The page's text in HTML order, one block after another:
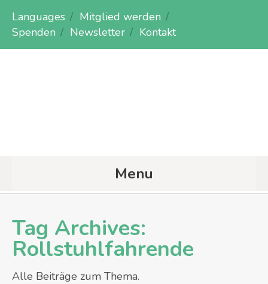
Languages
Mitglied werden
Spenden
Newsletter Kontakt
Menu
Tag Archives:
Rollstuhlfahrende
Alle Beiträge zum Thema.